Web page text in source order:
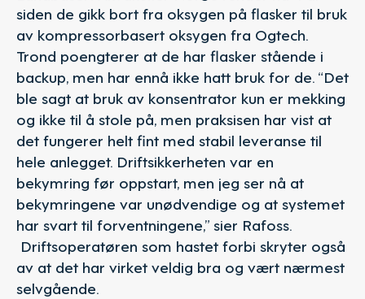
siden de gikk bort fra oksygen på flasker til bruk
av kompressorbasert oksygen fra Ogtech.
Trond poengterer at de har flasker stående i
backup, men har ennå ikke hatt bruk for de. “Det
ble sagt at bruk av konsentrator kun er mekking
og ikke til å stole på, men praksisen har vist at
det fungerer helt fint med stabil leveranse til
hele anlegget. Driftsikkerheten var en
bekymring før oppstart, men jeg ser nå at
bekymringene var unødvendige og at systemet
har svart til forventningene,” sier Rafoss.
Driftsoperatøren som hastet forbi skryter også
av at det har virket veldig bra og vært nærmest
selvgående.